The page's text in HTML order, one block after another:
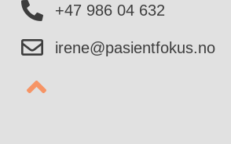
+47 986 04 632
irene@pasientfokus.no